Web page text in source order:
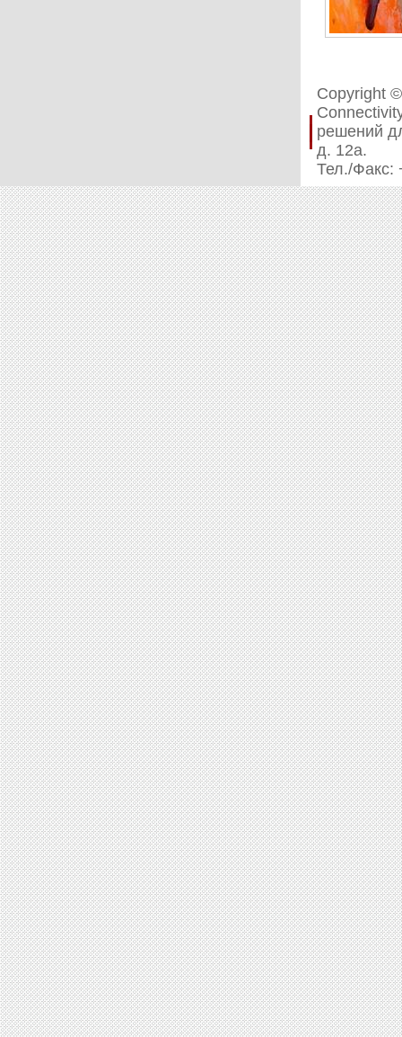
Copyright
решений
д. 12а.
Тел./Факс: